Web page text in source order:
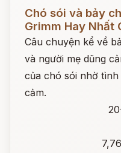
Chó sói và bảy
Grimm Hay Nhất
Câu chuyện kể về
và người mẹ dũng
của chó sói nhờ
cảm.